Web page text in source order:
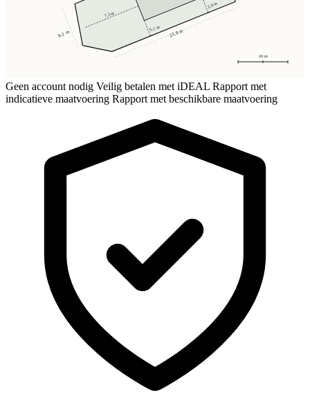
10 m
5,1 m
2,9 m
7,2 m
23,8 m
8,2 m
Geen account nodig Veilig betalen met iDEAL Rapport met
indicatieve maatvoering Rapport met beschikbare maatvoering